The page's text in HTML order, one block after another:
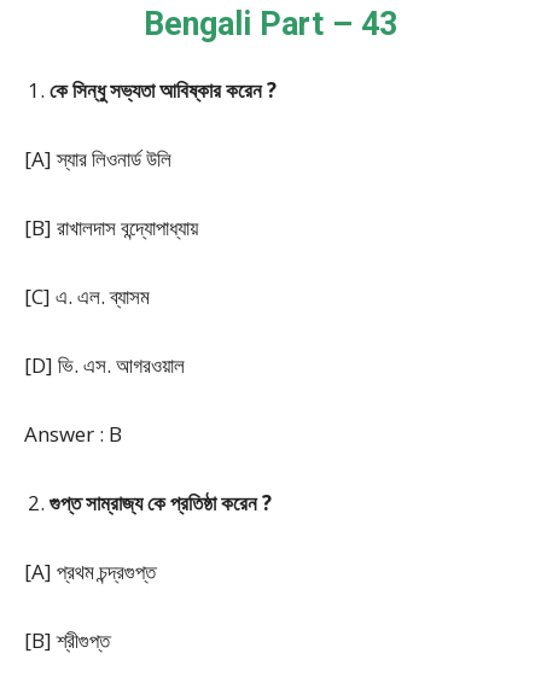
Bengali Part – 43
কে সিন্ধু সভ্যতা আবিষ্কার করেন ?
[A] স্যার লিওনার্ড উলি
[B] রাখালদাস বন্দ্যোপাধ্যায়
[C] এ. এল. ব্যাসম
[D] ভি. এস. আগরওয়াল
Answer : B
গুপ্ত সাম্রাজ্য কে প্রতিষ্ঠা করেন ?
[A] প্রথম চন্দ্রগুপ্ত
[B] শ্রীগুপ্ত